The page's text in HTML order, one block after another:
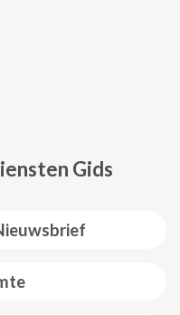
Gids